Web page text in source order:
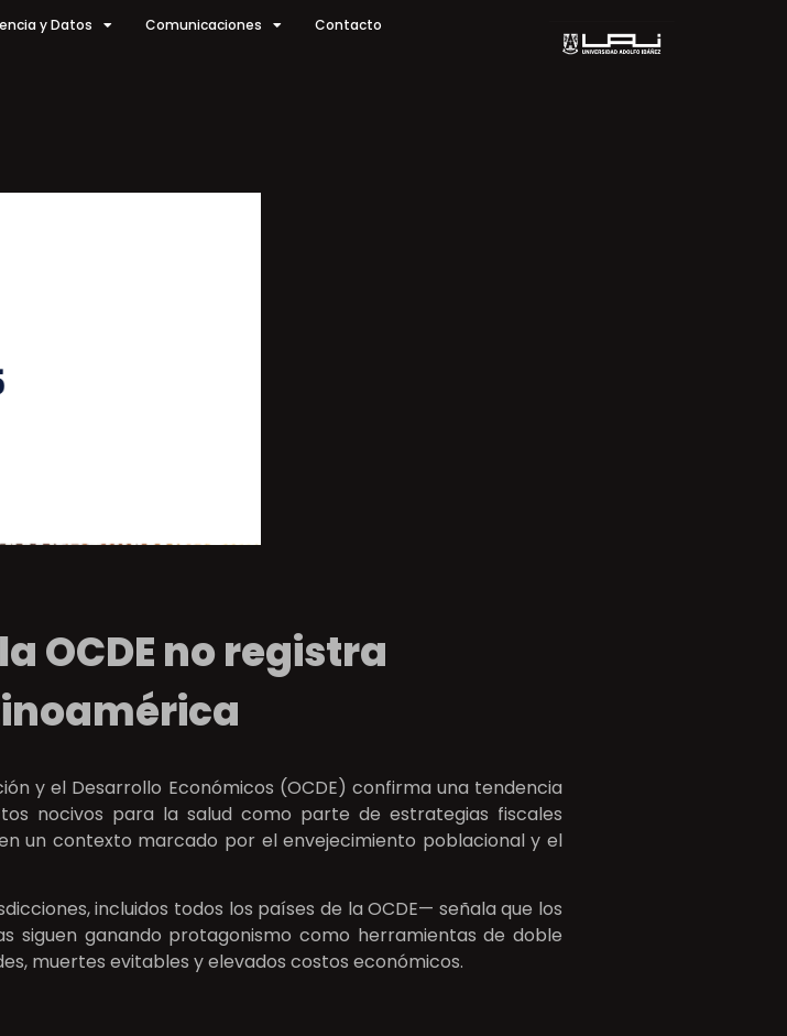
y Datos Comunicaciones Contacto
OCDE no registra
y el Desarrollo Económicos (OCDE) confirma una tendencia
nocivos para la salud como parte de estrategias fiscales
un contexto marcado por el envejecimiento poblacional y el
incluidos todos los países de la OCDE— señala que los
siguen ganando protagonismo como herramientas de doble
muertes evitables y elevados costos económicos.